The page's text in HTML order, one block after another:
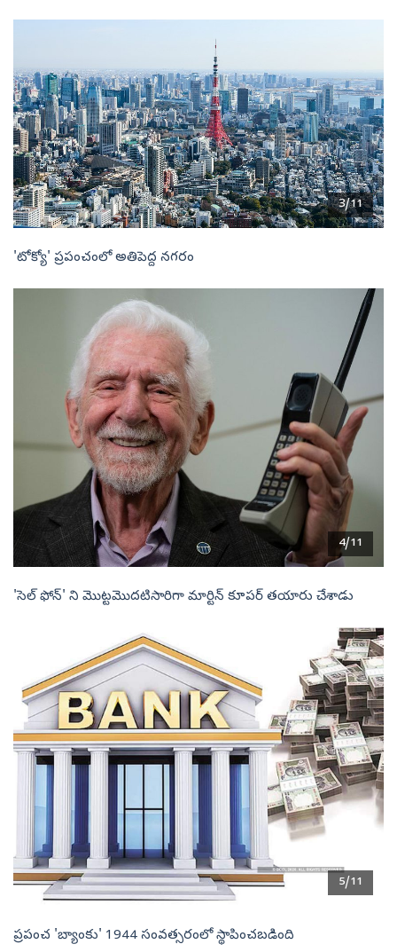
3/11
'టోక్యో' ప్రపంచంలో అతిపెద్ద నగరం
4/11
'సెల్ ఫోన్' ని మొట్టమొదటిసారిగా మార్టిన్ కూపర్ తయారు చేశాడు
5/11
ప్రపంచ 'బ్యాంకు' 1944 సంవత్సరంలో స్థాపించబడింది